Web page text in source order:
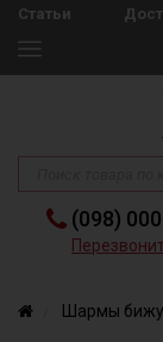
Статьи
(098)
Шармы